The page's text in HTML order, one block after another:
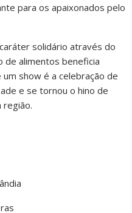
para os apaixonados pelo
solidário através do
de alimentos beneficia
show é a celebração de
e se tornou o hino de
região.